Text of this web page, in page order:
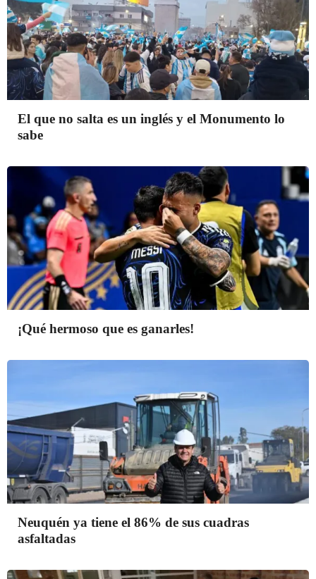
El que no salta es un inglés y el Monumento lo
sabe
¡Qué hermoso que es ganarles!
Neuquén ya tiene el 86% de sus cuadras
asfaltadas